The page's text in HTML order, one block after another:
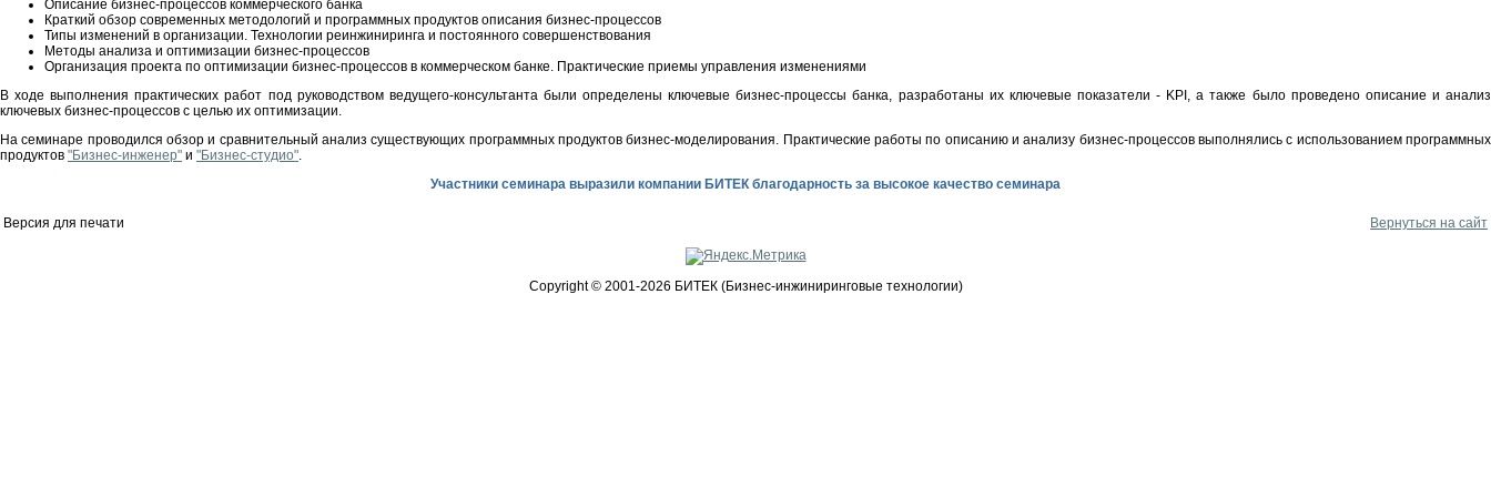
Описание бизнес-процессов коммерческого банка
Краткий обзор современных методологий и программных продуктов описания бизнес-процессов
Типы изменений в организации. Технологии реинжиниринга и постоянного совершенствования
Методы анализа и оптимизации бизнес-процессов
Организация проекта по оптимизации бизнес-процессов в коммерческом банке. Практические приемы управления изменениями
В ходе выполнения практических работ под руководством ведущего-консультанта были определены ключевые бизнес-процессы банка, разработаны их ключевые показатели - KPI, а также было проведено описание и анализ
ключевых бизнес-процессов с целью их оптимизации.
На семинаре проводился обзор и сравнительный анализ существующих программных продуктов бизнес-моделирования. Практические работы по описанию и анализу бизнес-процессов выполнялись с использованием программных
продуктов "Бизнес-инженер" и "Бизнес-студио".
Участники семинара выразили компании БИТЕК благодарность за высокое качество семинара
Версия для печати Вернуться на сайт
Copyright © 2001-2026 БИТЕК (Бизнес-инжиниринговые технологии)